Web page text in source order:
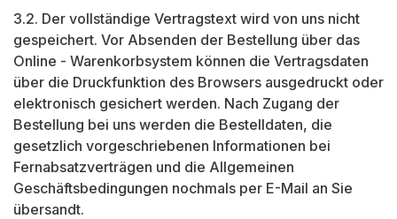
3.2. Der vollständige Vertragstext wird von uns nicht
gespeichert. Vor Absenden der Bestellung über das
Online - Warenkorbsystem können die Vertragsdaten
über die Druckfunktion des Browsers ausgedruckt oder
elektronisch gesichert werden. Nach Zugang der
Bestellung bei uns werden die Bestelldaten, die
gesetzlich vorgeschriebenen Informationen bei
Fernabsatzverträgen und die Allgemeinen
Geschäftsbedingungen nochmals per E-Mail an Sie
übersandt.